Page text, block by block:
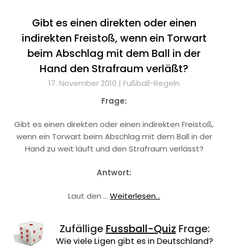
Gibt es einen direkten oder einen
indirekten Freistoß, wenn ein Torwart
beim Abschlag mit dem Ball in der
Hand den Strafraum verläßt?
17. November 2010 | Fußball-Regeln
Frage:
Gibt es einen direkten oder einen indirekten Freistoß,
wenn ein Torwart beim Abschlag mit dem Ball in der
Hand zu weit läuft und den Strafraum verlässt?
Antwort:
Laut den … Weiterlesen...
Zufällige Fussball-Quiz Frage:
Wie viele Ligen gibt es in Deutschland?